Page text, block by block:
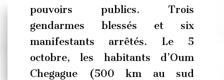
pouvoirs publics. Trois
gendarmes blessés et six
manifestants arrêtés. Le 5
octobre, les habitants d’Oum
Chegague (500 km au sud